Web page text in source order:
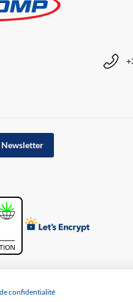
confidentialité